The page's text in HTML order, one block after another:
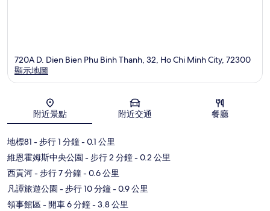
地圖
720A D. Dien Bien Phu Binh Thanh, 32, Ho Chi Minh City, 72300
顯示地圖
附近景點 附近交通 餐廳
地標81 - 步行 1 分鐘- 0.1 公里
維恩霍姆斯中央公園 - 步行 2 分鐘- 0.2 公里
西貢河- 步行 7 分鐘- 0.6 公里
凡譚旅遊公園 - 步行 10 分鐘- 0.9 公里
領事館區- 開車 6 分鐘- 3.8 公里